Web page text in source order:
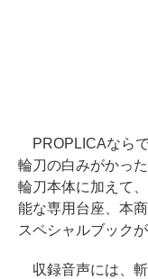
PROPLICAなら
輪刀の白みがかっ
輪刀本体に加えて
能な専用台座、本
スペシャルブックが
収録音声には、斬